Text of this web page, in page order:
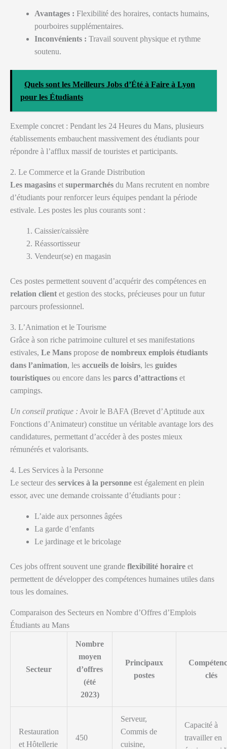
Avantages : Flexibilité des horaires, contacts humains,
pourboires supplémentaires.
Inconvénients : Travail souvent physique et rythme
soutenu.
Quels sont les Meilleurs Jobs d’Été à Faire à Lyon
pour les Étudiants
Exemple concret : Pendant les 24 Heures du Mans, plusieurs
établissements embauchent massivement des étudiants pour
répondre à l’afflux massif de touristes et participants.
2. Le Commerce et la Grande Distribution
Les magasins et supermarchés du Mans recrutent en nombre
d’étudiants pour renforcer leurs équipes pendant la période
estivale. Les postes les plus courants sont :
Caissier/caissière
Réassortisseur
Vendeur(se) en magasin
Ces postes permettent souvent d’acquérir des compétences en
relation client et gestion des stocks, précieuses pour un futur
parcours professionnel.
3. L’Animation et le Tourisme
Grâce à son riche patrimoine culturel et ses manifestations
estivales, Le Mans propose de nombreux emplois étudiants
dans l’animation, les accueils de loisirs, les guides
touristiques ou encore dans les parcs d’attractions et
campings.
Un conseil pratique : Avoir le BAFA (Brevet d’Aptitude aux
Fonctions d’Animateur) constitue un véritable avantage lors des
candidatures, permettant d’accéder à des postes mieux
rémunérés et valorisants.
4. Les Services à la Personne
Le secteur des services à la personne est également en plein
essor, avec une demande croissante d’étudiants pour :
L’aide aux personnes âgées
La garde d’enfants
Le jardinage et le bricolage
Ces jobs offrent souvent une grande flexibilité horaire et
permettent de développer des compétences humaines utiles dans
tous les domaines.
Comparaison des Secteurs en Nombre d’Offres d’Emplois
Étudiants au Mans
Secteur
Nombre
moyen
d’offres
(été
2023)
Principaux
postes
clés
Restauration
et Hôtellerie
450
Serveur,
Commis de
cuisine,
Capacité à
travailler en